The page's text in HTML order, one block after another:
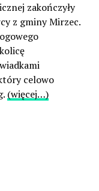
zakończyły
z gminy Mirzec.
celowo
(więcej…)